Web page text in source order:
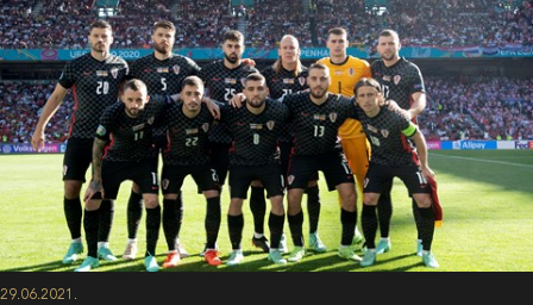
29.06.2021.